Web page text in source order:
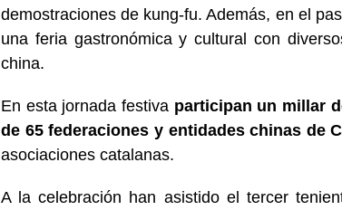
demostraciones de kung-fu. Además, en el
una feria gastronómica y cultural con
china.
En esta jornada festiva participan un millar
de 65 federaciones y entidades chinas de
asociaciones catalanas.
A la celebración han asistido el tercer